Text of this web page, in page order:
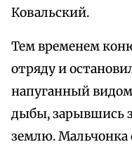
Ковальский.
Тем временем
отряду и
напуганный видом
дыбы, зарывшись
землю. Мальчонка